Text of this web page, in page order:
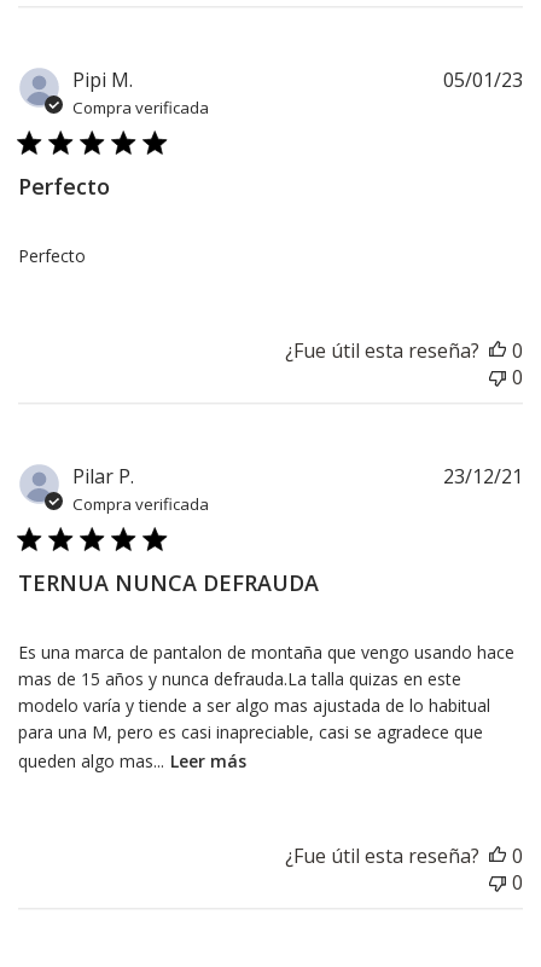
Pipi M.
Compra verificada
Perfecto
Perfecto
05/01/23
¿Fue útil esta reseña?
0
0
Pilar P.
Compra verificada
TERNUA NUNCA DEFRAUDA
Es una marca de pantalon de montaña que vengo usando hace
mas de 15 años y nunca defrauda.La talla quizas en este
modelo varía y tiende a ser algo mas ajustada de lo habitual
para una M, pero es casi inapreciable, casi se agradece que
queden algo mas... Leer más
23/12/21
¿Fue útil esta reseña?
0
0